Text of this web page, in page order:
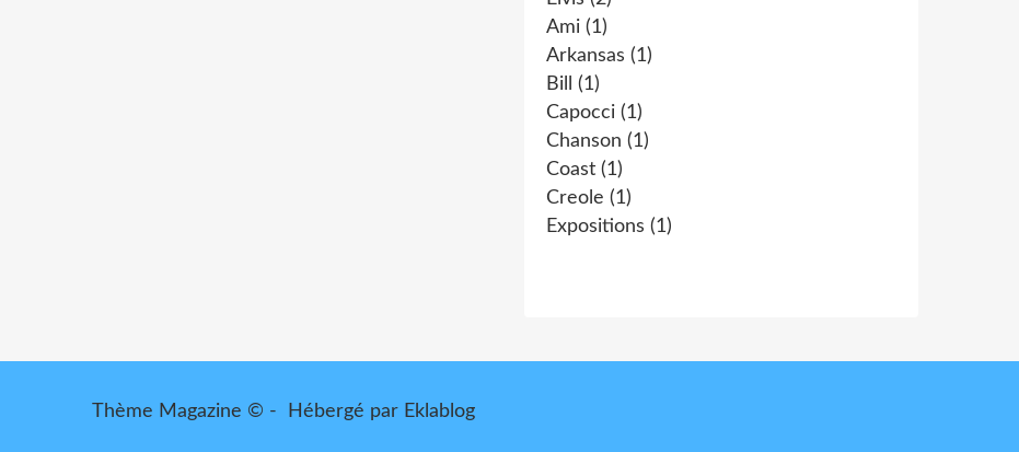
Ami (1)
Arkansas (1)
Bill
(1)
Capocci (1)
Chanson (1)
Coast (1)
Creole (1)
Expositions (1)
Thème Magazine © - Hébergé par Eklablog